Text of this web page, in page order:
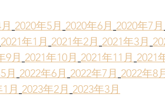
2020年5月 2020年6月 2020年7月
2021年1月 2021年2月 2021年3月
9月 2021年10月 2021年11月 2021
月 2022年6月 2022年7月 2022年8
月 2023年2月 2023年3月